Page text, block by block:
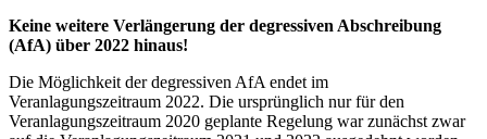
Keine weitere Verlängerung der degressiven Abschreibung
(AfA) über 2022 hinaus!
Die Möglichkeit der degressiven AfA endet im
Veranlagungszeitraum 2022. Die ursprünglich nur für den
Veranlagungszeitraum 2020 geplante Regelung war zunächst zwar